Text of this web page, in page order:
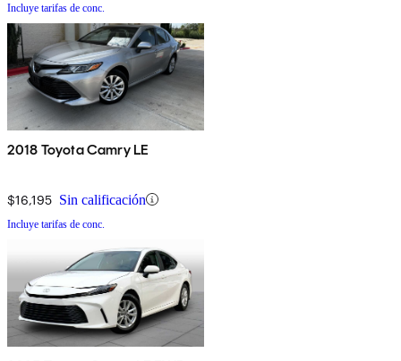
Incluye tarifas de conc.
2018 Toyota Camry LE
$16,195 Sin calificación
Incluye tarifas de conc.